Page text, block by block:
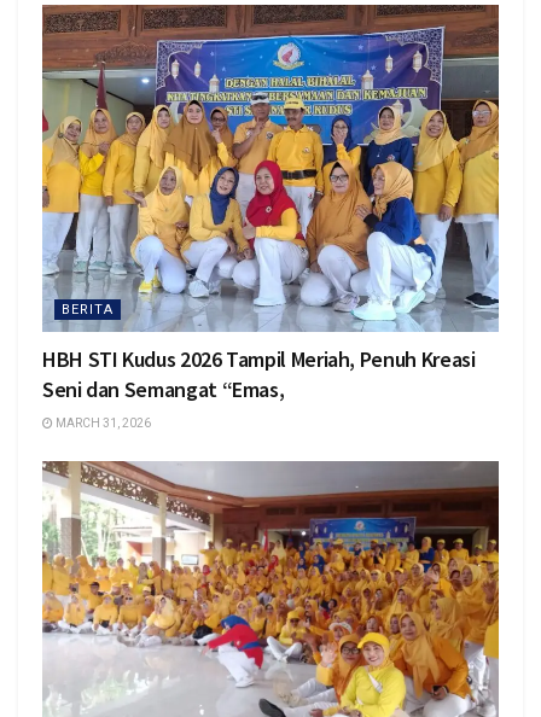
BERITA
HBH STI Kudus 2026 Tampil Meriah, Penuh Kreasi
Seni dan Semangat “Emas,
MARCH 31, 2026